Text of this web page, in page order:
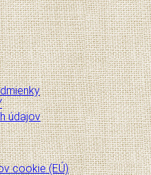
údajov
cookie (EÚ)